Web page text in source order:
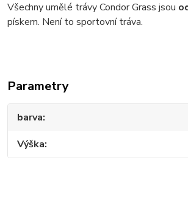
Všechny umělé trávy Condor Grass jsou
pískem. Není to sportovní tráva.
Parametry
barva
Výška